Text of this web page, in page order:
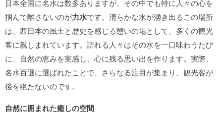
日本全国に名水は数多ありますが、その中でも特に人々の心を
掴んで離さないのが力水です。清らかな水が湧き出るこの場所
は、西日本の風土と歴史を感じる憩いの場として、多くの観光
客に親しまれています。訪れる人々はその水を一口味わうたび
に、自然の恵みを実感し、心に残る思い出を作ります。実際、
名水百選に選ばれたことで、さらなる注目が集まり、観光客が
後を絶たないのです。
自然に囲まれた癒しの空間